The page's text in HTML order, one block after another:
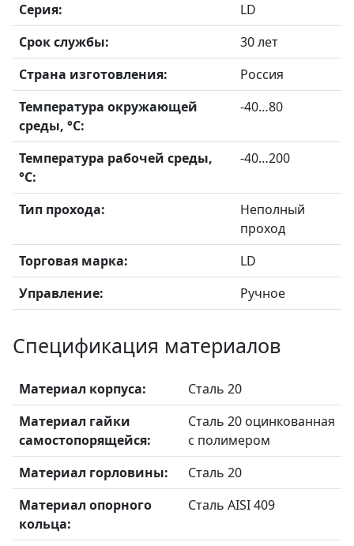
Серия:
LD
Срок службы:
30 лет
Страна изготовления:
Россия
Температура окружающей
среды, °С:
-40…80
Температура рабочей среды,
°С:
-40…200
Тип прохода:
Неполный
проход
Торговая марка:
LD
Управление:
Ручное
Спецификация материалов
Материал корпуса:
Сталь 20
Материал гайки
самостопорящейся:
Сталь 20 оцинкованная
с полимером
Материал горловины:
Сталь 20
Материал опорного
кольца:
Сталь AISI 409